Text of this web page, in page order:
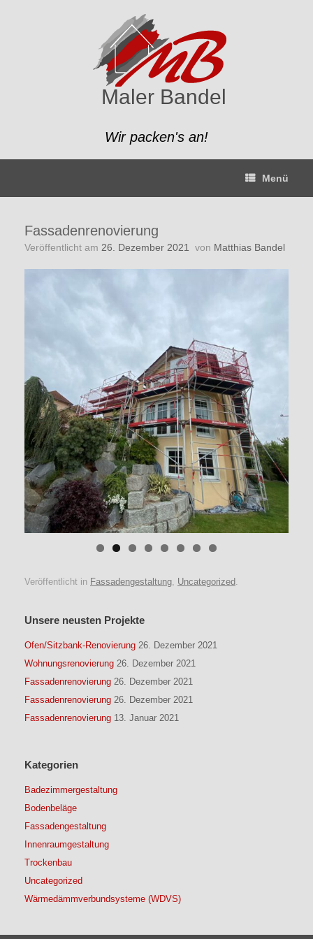
Maler Bandel
Wir packen's an!
Menü
Fassadenrenovierung
Veröffentlicht am 26. Dezember 2021 von Matthias Bandel
Veröffentlicht in Fassadengestaltung Uncategorized
Unsere neusten Projekte
Ofen/Sitzbank-Renovierung 26. Dezember 2021
Wohnungsrenovierung 26. Dezember 2021
Fassadenrenovierung 26. Dezember 2021
Fassadenrenovierung 26. Dezember 2021
Fassadenrenovierung 13. Januar 2021
Kategorien
Badezimmergestaltung
Bodenbeläge
Fassadengestaltung
Innenraumgestaltung
Trockenbau
Uncategorized
Wärmedämmverbundsysteme (WDVS)